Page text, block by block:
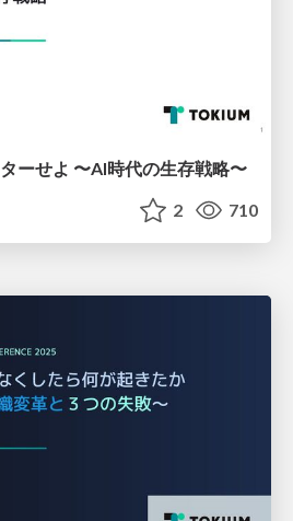
ーせよ 〜AI時代の生存戦略〜
2 710